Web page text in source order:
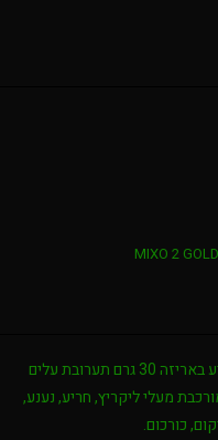
MIXO 2
תחליף טבק מבית MIXO מיוצר בישראל מגיע באריזה 30 גרם תערובת עלים
המורכבת מעלי ליקריץ, חריע, נענע,
כורכום.